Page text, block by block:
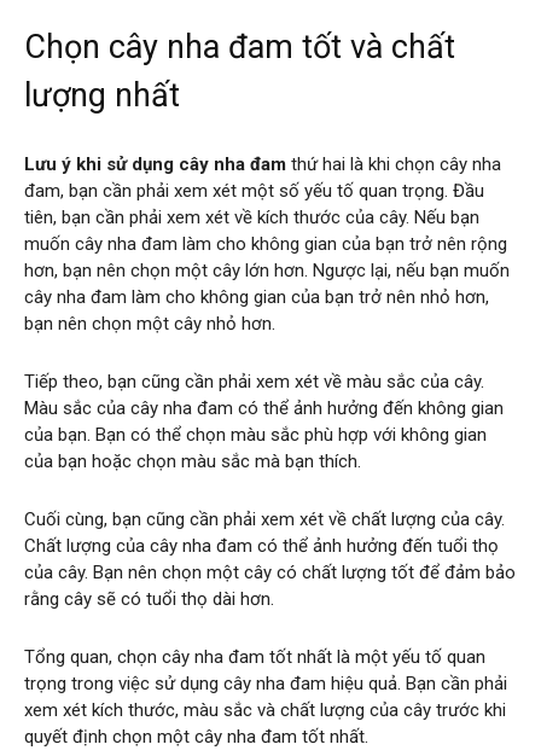
Chọn cây nha đam tốt và chất
lượng nhất
Lưu ý khi sử dụng cây nha đam thứ hai là khi chọn cây nha
đam, bạn cần phải xem xét một số yếu tố quan trọng. Đầu
tiên, bạn cần phải xem xét về kích thước của cây. Nếu bạn
muốn cây nha đam làm cho không gian của bạn trở nên rộng
hơn, bạn nên chọn một cây lớn hơn. Ngược lại, nếu bạn muốn
cây nha đam làm cho không gian của bạn trở nên nhỏ hơn,
bạn nên chọn một cây nhỏ hơn.
Tiếp theo, bạn cũng cần phải xem xét về màu sắc của cây.
Màu sắc của cây nha đam có thể ảnh hưởng đến không gian
của bạn. Bạn có thể chọn màu sắc phù hợp với không gian
của bạn hoặc chọn màu sắc mà bạn thích.
Cuối cùng, bạn cũng cần phải xem xét về chất lượng của cây.
Chất lượng của cây nha đam có thể ảnh hưởng đến tuổi thọ
của cây. Bạn nên chọn một cây có chất lượng tốt để đảm bảo
rằng cây sẽ có tuổi thọ dài hơn.
Tổng quan, chọn cây nha đam tốt nhất là một yếu tố quan
trọng trong việc sử dụng cây nha đam hiệu quả. Bạn cần phải
xem xét kích thước, màu sắc và chất lượng của cây trước khi
quyết định chọn một cây nha đam tốt nhất.